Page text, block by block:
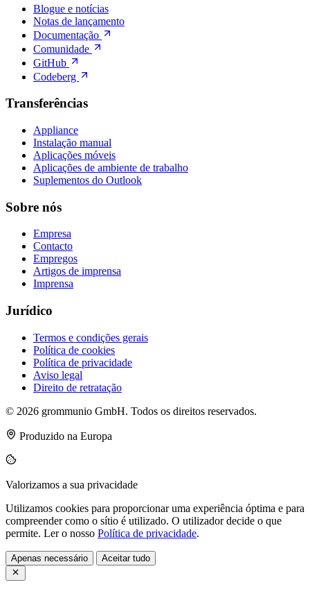
Blogue e notícias
Notas de lançamento
Documentação
Comunidade
GitHub
Codeberg
Transferências
Appliance
Instalação manual
Aplicações móveis
Aplicações de ambiente de trabalho
Suplementos do Outlook
Sobre nós
Empresa
Contacto
Empregos
Artigos de imprensa
Imprensa
Jurídico
Termos e condições gerais
Política de cookies
Política de privacidade
Aviso legal
Direito de retratação
© 2026 grommunio GmbH. Todos os direitos reservados.
Produzido na Europa
Valorizamos a sua privacidade
Utilizamos cookies para proporcionar uma experiência óptima e para
compreender como o sítio é utilizado. O utilizador decide o que
permite. Ler o nosso Política de privacidade.
Apenas necessário Aceitar tudo